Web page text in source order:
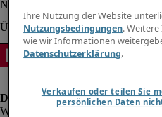
Ihre Nutzung der Website
Nutzungsbedingungen.
wie wir Informationen
Datenschutzerklärung.
Verkaufen oder teilen Sie
persönlichen Daten